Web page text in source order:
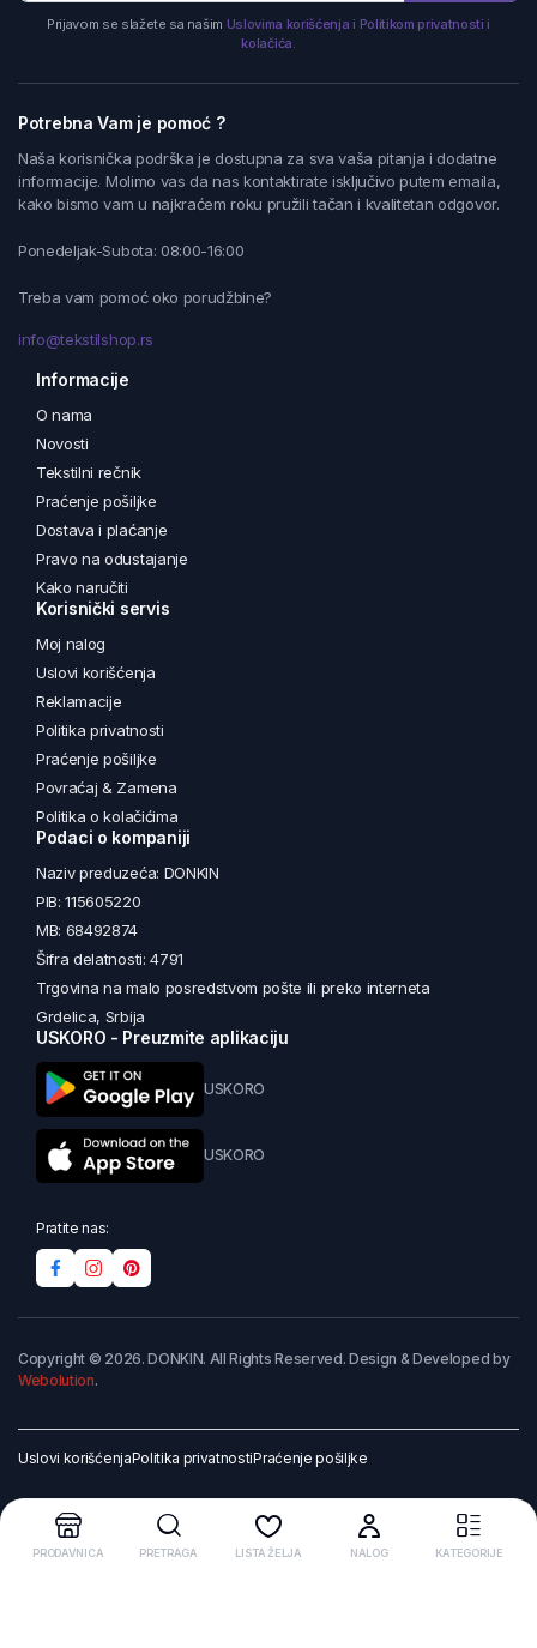
Prijavom se slažete sa našim Uslovima korišćenja i Politikom privatnosti i
kolačića.
Potrebna Vam je pomoć ?
Naša korisnička podrška je dostupna za sva vaša pitanja i dodatne
informacije. Molimo vas da nas kontaktirate isključivo putem emaila,
kako bismo vam u najkraćem roku pružili tačan i kvalitetan odgovor.
Ponedeljak-Subota: 08:00-16:00
Treba vam pomoć oko porudžbine?
info@tekstilshop.rs
Informacije
O nama
Novosti
Tekstilni rečnik
Praćenje pošiljke
Dostava i plaćanje
Pravo na odustajanje
Kako naručiti
Korisnički servis
Moj nalog
Uslovi korišćenja
Reklamacije
Politika privatnosti
Praćenje pošiljke
Povraćaj & Zamena
Politika o kolačićima
Podaci o kompaniji
Naziv preduzeća: DONKIN
PIB: 115605220
MB: 68492874
Šifra delatnosti: 4791
Trgovina na malo posredstvom pošte ili preko interneta
Grdelica, Srbija
USKORO - Preuzmite aplikaciju
USKORO
USKORO
Pratite nas:
Copyright © 2026. DONKIN. All Rights Reserved. Design & Developed by
Webolution.
Uslovi korišćenjaPolitika privatnostiPraćenje pošiljke
PRODAVNICA PRETRAGA LISTA ŽELJA NALOG KATEGORIJE